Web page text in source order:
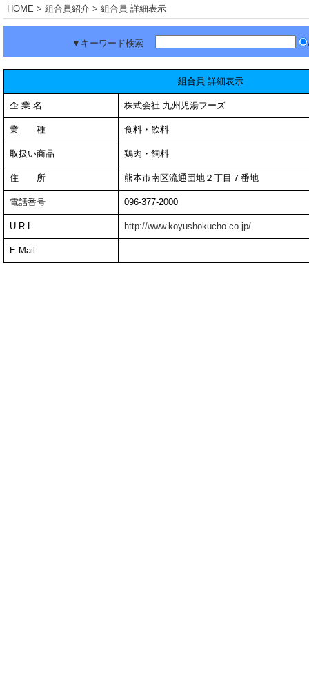
HOME > 組合員紹介 > 組合員 詳細表示
▼キーワード検索
組合員 詳細表示
企 業 名 株式会社 九州児湯フーズ
業 種 食料・飲料
取扱い商品 鶏肉・飼料
住 所 熊本市南区流通団地２丁目７番地
電話番号 096-377-2000
U R L http://www.koyushokucho.co.jp/
E-Mail